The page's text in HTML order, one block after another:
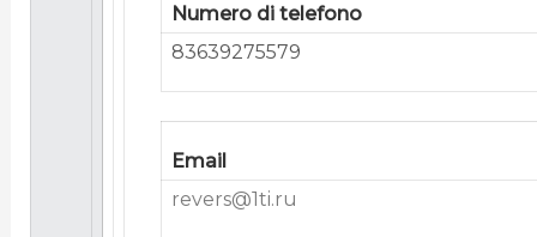
Numero di telefono
83639275579
Email
revers@1ti.ru